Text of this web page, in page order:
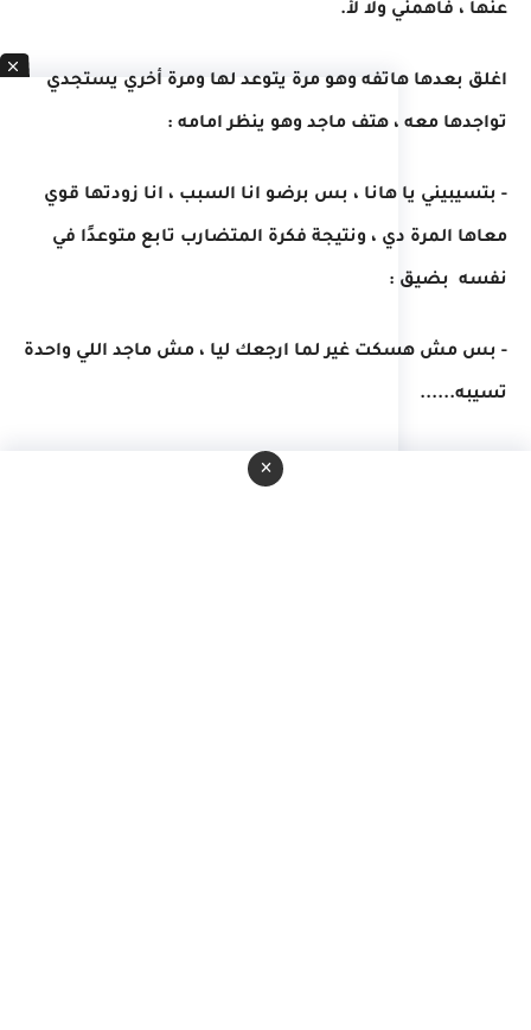
عنها ، فاهمني ولا لأ.
اغلق بعدها هاتفه وهو مرة يتوعد لها ومرة أخري يستجدي
تواجدها معه ، هتف ماجد وهو ينظر امامه :
- بتسيبيني يا هانا ، بس برضو انا السبب ، انا زودتها قوي
معاها المرة دي ، ونتيجة فكرة المتضارب تابع متوعدًا في
نفسه بضيق :
- بس مش هسكت غير لما ارجعك ليا ، مش ماجد اللي واحدة
تسيبه......
×